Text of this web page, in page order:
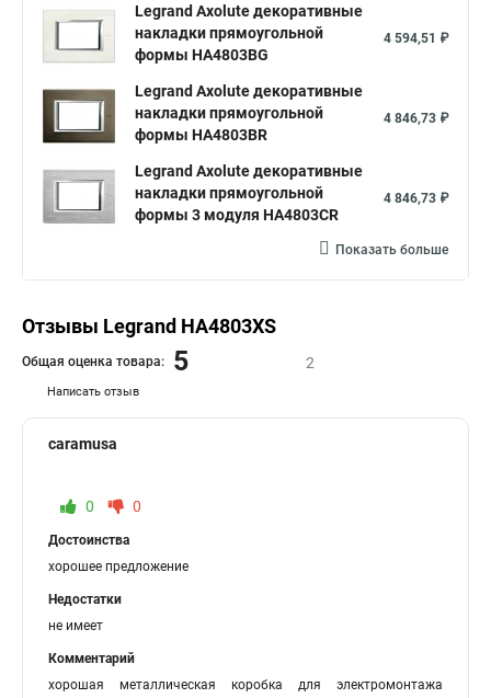
Legrand Axolute декоративные
накладки прямоугольной
формы HA4803BG
4 594,51 ₽
Legrand Axolute декоративные
накладки прямоугольной
формы HA4803BR
4 846,73 ₽
Legrand Axolute декоративные
накладки прямоугольной
формы 3 модуля HA4803CR
4 846,73 ₽
Показать больше
Отзывы Legrand HA4803XS
Написать отзыв
Общая оценка товара: 5 2
caramusa
0 0
Достоинства
хорошее предложение
Недостатки
не имеет
Комментарий
хорошая металлическая коробка для электромонтажа